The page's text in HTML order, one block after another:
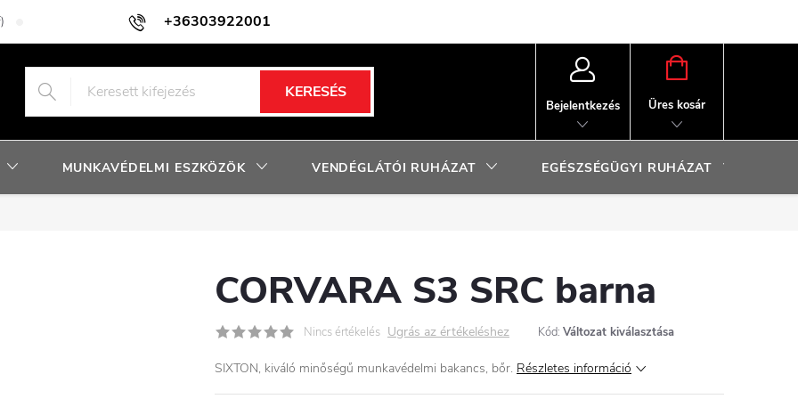
+36303922001
Adatkezelési tájékoztató Facebook nyereményjáték szabályzat
KERESÉS
Bejelentkezés
KOSÁR
Üres kosár
MUNKAVÉDELMI ESZKÖZÖK VENDÉGLÁTÓI RUHÁZAT EGÉSZSÉGÜGYI RUHÁZAT
CORVARA S3 SRC barna
Nincs értékelés Ugrás az értékeléshez Kód: Változat kiválasztása
SIXTON, kiváló minőségű munkavédelmi bakancs, bőr. Részletes információ